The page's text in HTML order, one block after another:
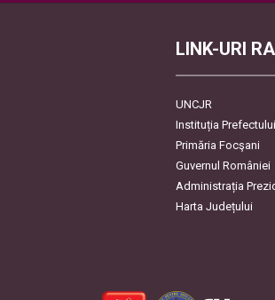
LINK-URI
UNCJR
Instituția
Primăria Focşani
Guvernul României
Administrația
Harta Județului